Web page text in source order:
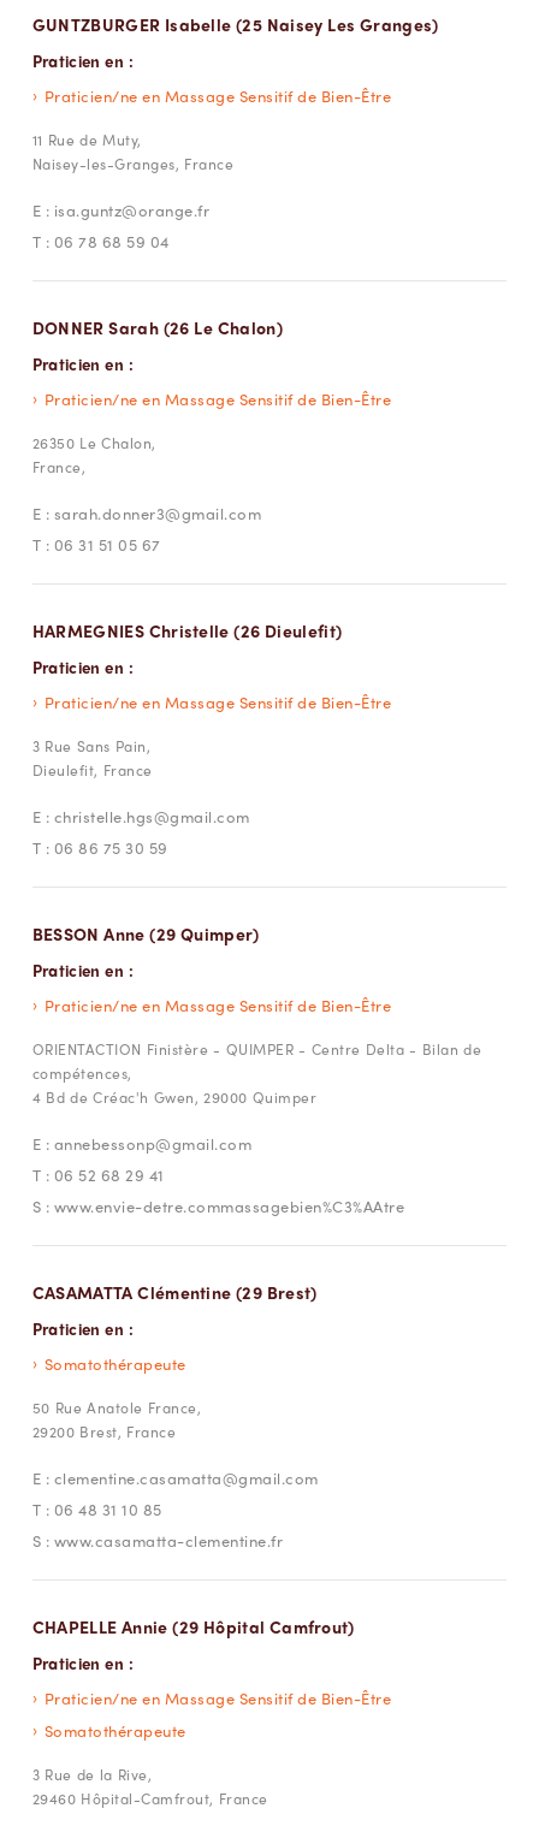
GUNTZBURGER Isabelle (25 Naisey Les Granges)
Praticien en :
Praticien/ne en Massage Sensitif de Bien-Être
11 Rue de Muty,
Naisey-les-Granges, France
E : isa.guntz@orange.fr
T : 06 78 68 59 04
DONNER Sarah (26 Le Chalon)
Praticien en :
Praticien/ne en Massage Sensitif de Bien-Être
26350 Le Chalon,
France,
E : sarah.donner3@gmail.com
T : 06 31 51 05 67
HARMEGNIES Christelle (26 Dieulefit)
Praticien en :
Praticien/ne en Massage Sensitif de Bien-Être
3 Rue Sans Pain,
Dieulefit, France
E : christelle.hgs@gmail.com
T : 06 86 75 30 59
BESSON Anne (29 Quimper)
Praticien en :
Praticien/ne en Massage Sensitif de Bien-Être
ORIENTACTION Finistère - QUIMPER - Centre Delta - Bilan de
compétences,
4 Bd de Créac'h Gwen, 29000 Quimper
E : annebessonp@gmail.com
T : 06 52 68 29 41
S : www.envie-detre.commassagebien%C3%AAtre
CASAMATTA Clémentine (29 Brest)
Praticien en :
Somatothérapeute
50 Rue Anatole France,
29200 Brest, France
E : clementine.casamatta@gmail.com
T : 06 48 31 10 85
S : www.casamatta-clementine.fr
CHAPELLE Annie (29 Hôpital Camfrout)
Praticien en :
Praticien/ne en Massage Sensitif de Bien-Être
Somatothérapeute
3 Rue de la Rive,
29460 Hôpital-Camfrout, France